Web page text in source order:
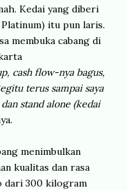
Kedai yang diberi
Platinum) itu pun laris.
membuka cabang di
cash flow-nya bagus,
terus sampai saya
stand alone (kedai
menimbulkan
kualitas dan rasa
dari 300 kilogram